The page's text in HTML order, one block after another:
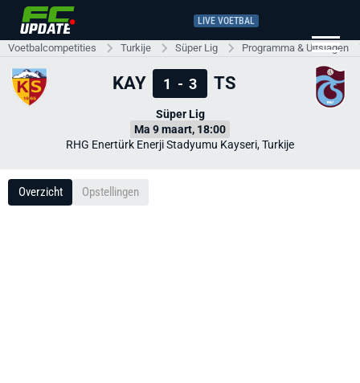
LIVE VOETBAL
Voetbalcompetities Turkije Süper Lig Programma & Uitslagen
KAY 1 - 3 TS
Süper Lig
Ma 9 maart, 18:00
RHG Enertürk Enerji Stadyumu Kayseri, Turkije
Overzicht Opstellingen